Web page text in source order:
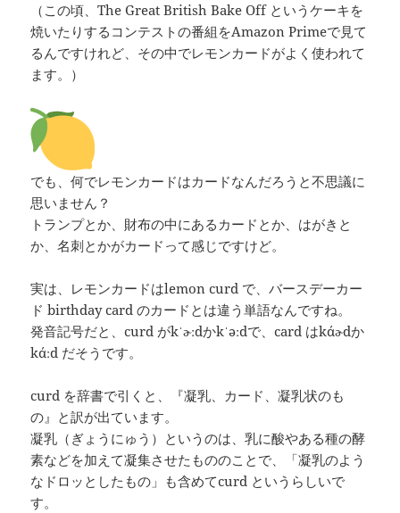
（この頃、The Great British Bake Off というケーキを
焼いたりするコンテストの番組をAmazon Primeで見て
るんですけれど、その中でレモンカードがよく使われて
ます。）
でも、何でレモンカードはカードなんだろうと不思議に
思いません？
トランプとか、財布の中にあるカードとか、はがきと
か、名刺とかがカードって感じですけど。
実は、レモンカードはlemon curd で、バースデーカー
ド birthday card のカードとは違う単語なんですね。
発音記号だと、curd がkˈɚːdかkˈəːdで、card はkάɚdか
kάːd だそうです。
curd を辞書で引くと、『凝乳、カード、凝乳状のも
の』と訳が出ています。
凝乳（ぎょうにゅう）というのは、乳に酸やある種の酵
素などを加えて凝集させたもののことで、「凝乳のよう
なドロッとしたもの」も含めてcurd というらしいで
す。